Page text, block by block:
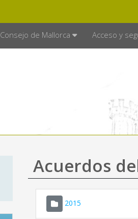
Consejo de Mallorca Acceso y
Acuerdos
2015